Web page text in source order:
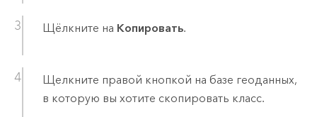
Щёлкните на Копировать.
Щелкните правой кнопкой на базе геоданных,
в которую вы хотите скопировать класс.